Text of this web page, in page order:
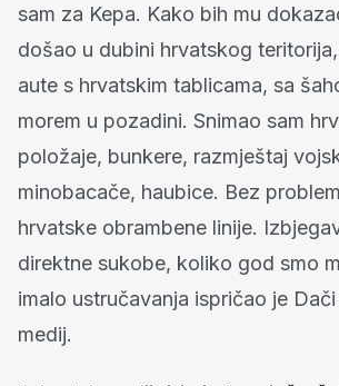
sam za Kepa. Kako bih mu
došao u dubini hrvatskog
aute s hrvatskim tablicama, sa
morem u pozadini. Snimao sam
položaje, bunkere, razmještaj
minobacače, haubice. Bez
hrvatske obrambene linije.
direktne sukobe, koliko god smo
imalo ustručavanja ispričao je
medij.